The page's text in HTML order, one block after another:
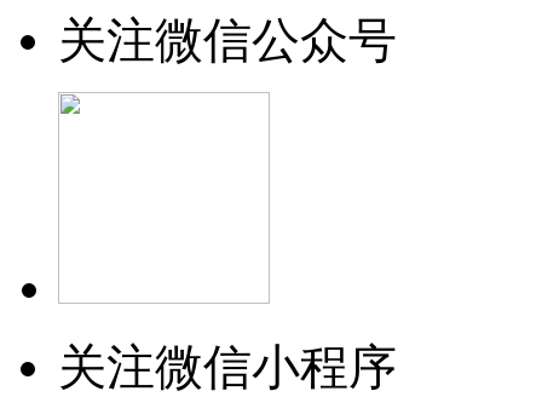
关注微信公众号
关注微信小程序